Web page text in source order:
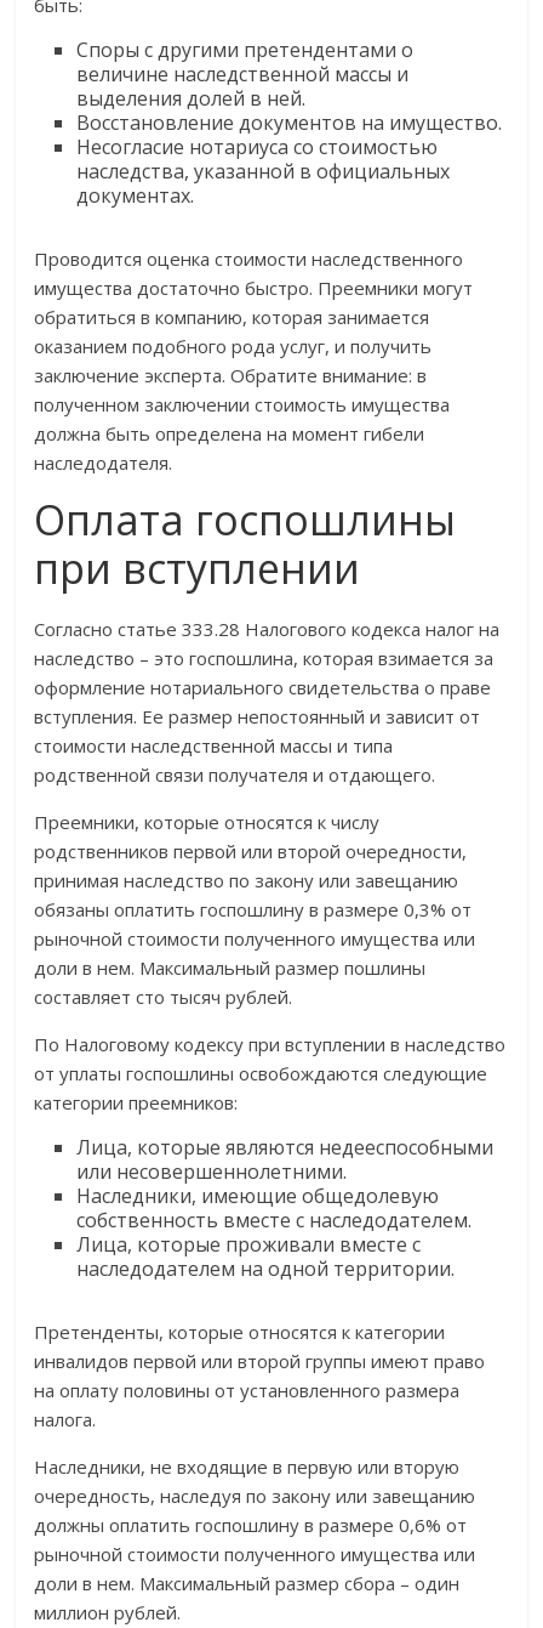
быть:
Споры с другими претендентами о
величине наследственной массы и
выделения долей в ней.
Восстановление документов на имущество.
Несогласие нотариуса со стоимостью
наследства, указанной в официальных
документах.
Проводится оценка стоимости наследственного
имущества достаточно быстро. Преемники могут
обратиться в компанию, которая занимается
оказанием подобного рода услуг, и получить
заключение эксперта. Обратите внимание: в
полученном заключении стоимость имущества
должна быть определена на момент гибели
наследодателя.
Оплата госпошлины
при вступлении
Согласно статье 333.28 Налогового кодекса налог на
наследство – это госпошлина, которая взимается за
оформление нотариального свидетельства о праве
вступления. Ее размер непостоянный и зависит от
стоимости наследственной массы и типа
родственной связи получателя и отдающего.
Преемники, которые относятся к числу
родственников первой или второй очередности,
принимая наследство по закону или завещанию
обязаны оплатить госпошлину в размере 0,3% от
рыночной стоимости полученного имущества или
доли в нем. Максимальный размер пошлины
составляет сто тысяч рублей.
По Налоговому кодексу при вступлении в наследство
от уплаты госпошлины освобождаются следующие
категории преемников:
Лица, которые являются недееспособными
или несовершеннолетними.
Наследники, имеющие общедолевую
собственность вместе с наследодателем.
Лица, которые проживали вместе с
наследодателем на одной территории.
Претенденты, которые относятся к категории
инвалидов первой или второй группы имеют право
на оплату половины от установленного размера
налога.
Наследники, не входящие в первую или вторую
очередность, наследуя по закону или завещанию
должны оплатить госпошлину в размере 0,6% от
рыночной стоимости полученного имущества или
доли в нем. Максимальный размер сбора – один
миллион рублей.